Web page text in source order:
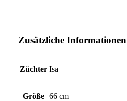
Zusätzliche Informationen
Züchter Isa
Größe 66 cm